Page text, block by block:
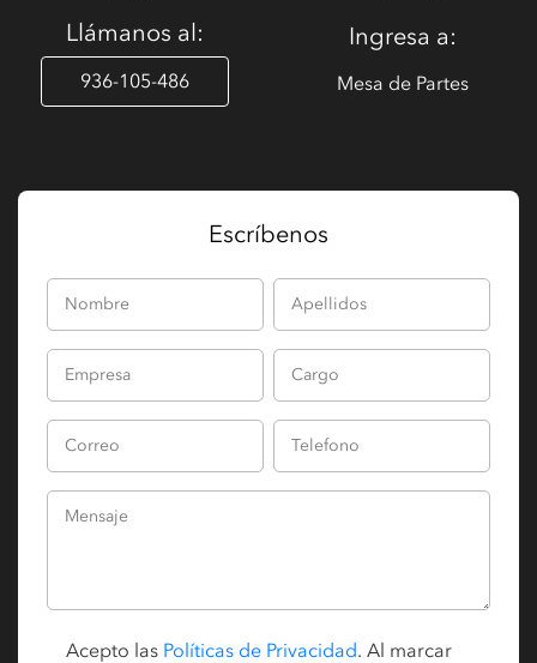
Llámanos al:
936-105-486
Ingresa a:
Mesa de Partes
Escríbenos
Acepto las Políticas de Privacidad. Al marcar